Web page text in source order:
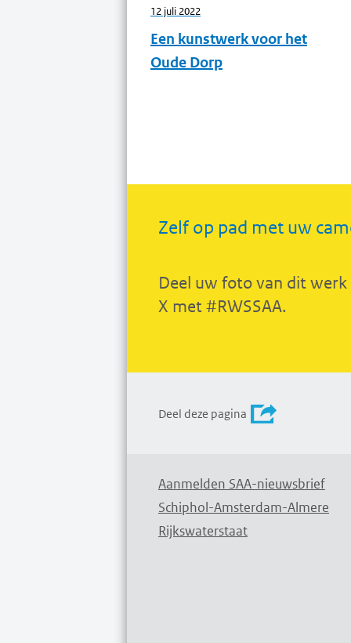
12 juli 2022
Een kunstwerk voor het
Oude Dorp
Zelf op pad met uw
Deel uw foto van dit werk
X met #RWSSAA.
Deel deze pagina
Aanmelden SAA-nieuwsbrief
Schiphol-Amsterdam-Almere
Rijkswaterstaat